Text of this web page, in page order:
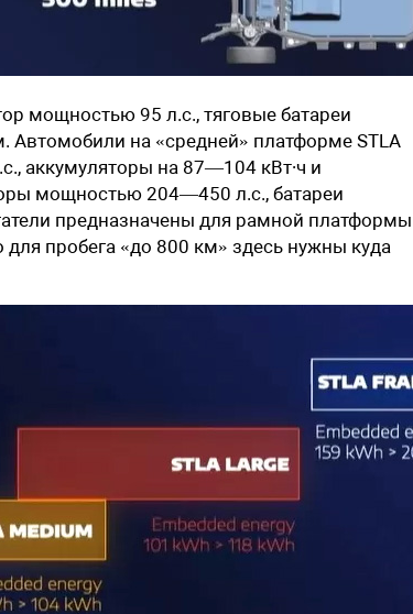
мощностью 95 л.с., тяговые батареи
Автомобили на «средней» платформе STLA
аккумуляторы на 87—104 кВт∙ч и
мощностью 204—450 л.с., батареи
предназначены для рамной платформы
пробега «до 800 км» здесь нужны куда